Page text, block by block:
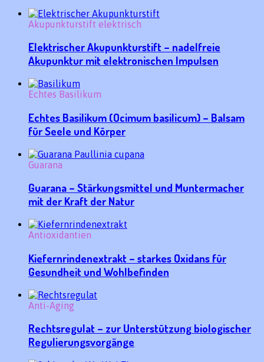
Akupunkturstift elektrisch
Elektrischer Akupunkturstift – nadelfreie
Akupunktur mit elektronischen Impulsen
Echtes Basilikum
Echtes Basilikum (Ocimum basilicum) – Balsam
für Seele und Körper
Guarana
Guarana – Stärkungsmittel und Muntermacher
mit der Kraft der Natur
Antioxidantien
Kiefernrindenextrakt – starkes Oxidans für
Gesundheit und Wohlbefinden
Anti-Aging
Rechtsregulat – zur Unterstützung biologischer
Regulierungsvorgänge